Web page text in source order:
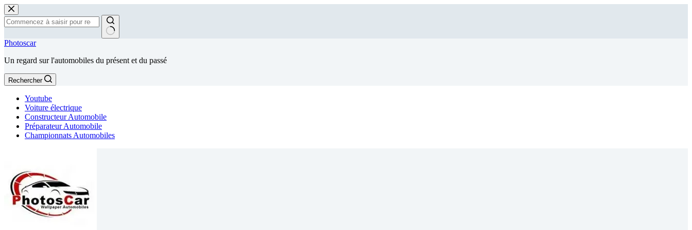
Passer
au
contenu
Aucun
Photoscar
Un regard sur l'automobiles du présent et du passé
Rechercher
Youtube
Voiture électrique
Constructeur Automobile
Préparateur Automobile
Championnats Automobiles